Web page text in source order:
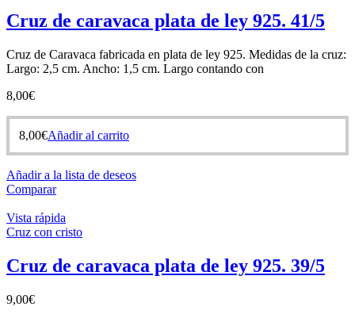
Cruz de caravaca plata de ley 925. 41/5
Cruz de Caravaca fabricada en plata de ley 925. Medidas de la cruz:
Largo: 2,5 cm. Ancho: 1,5 cm. Largo contando con
8,00€
8,00€Añadir al carrito
Añadir a la lista de deseos
Comparar
Vista rápida
Cruz con cristo
Cruz de caravaca plata de ley 925. 39/5
9,00€